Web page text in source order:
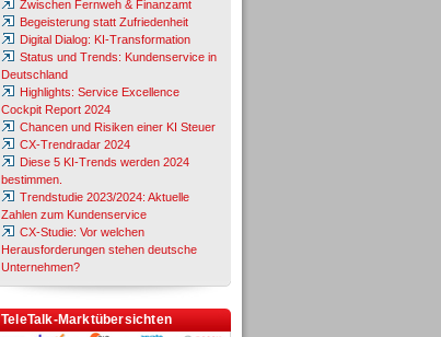
Zwischen Fernweh & Finanzamt
Begeisterung statt Zufriedenheit
Digital Dialog: KI-Transformation
Status und Trends: Kundenservice in
Deutschland
Highlights: Service Excellence
Cockpit Report 2024
Chancen und Risiken einer KI Steuer
CX-Trendradar 2024
Diese 5 KI-Trends werden 2024
bestimmen.
Trendstudie 2023/2024: Aktuelle
Zahlen zum Kundenservice
CX-Studie: Vor welchen
Herausforderungen stehen deutsche
Unternehmen?
TeleTalk-Marktübersichten